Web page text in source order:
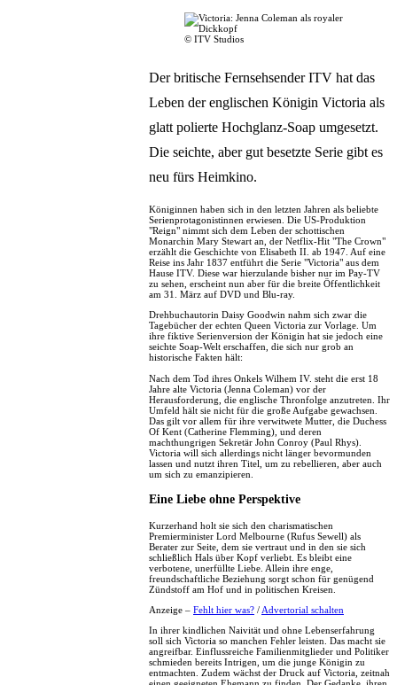
© ITV Studios
Der britische Fernsehsender ITV hat das
Leben der englischen Königin Victoria als
glatt polierte Hochglanz-Soap umgesetzt.
Die seichte, aber gut besetzte Serie gibt es
neu fürs Heimkino.
Königinnen haben sich in den letzten Jahren als beliebte
Serienprotagonistinnen erwiesen. Die US-Produktion
"Reign" nimmt sich dem Leben der schottischen
Monarchin Mary Stewart an, der Netflix-Hit "The Crown"
erzählt die Geschichte von Elisabeth II. ab 1947. Auf eine
Reise ins Jahr 1837 entführt die Serie "Victoria" aus dem
Hause ITV. Diese war hierzulande bisher nur im Pay-TV
zu sehen, erscheint nun aber für die breite Öffentlichkeit
am 31. März auf DVD und Blu-ray.
Drehbuchautorin Daisy Goodwin nahm sich zwar die
Tagebücher der echten Queen Victoria zur Vorlage. Um
ihre fiktive Serienversion der Königin hat sie jedoch eine
seichte Soap-Welt erschaffen, die sich nur grob an
historische Fakten hält:
Nach dem Tod ihres Onkels Wilhem IV. steht die erst 18
Jahre alte Victoria (Jenna Coleman) vor der
Herausforderung, die englische Thronfolge anzutreten. Ihr
Umfeld hält sie nicht für die große Aufgabe gewachsen.
Das gilt vor allem für ihre verwitwete Mutter, die Duchess
Of Kent (Catherine Flemming), und deren
machthungrigen Sekretär John Conroy (Paul Rhys).
Victoria will sich allerdings nicht länger bevormunden
lassen und nutzt ihren Titel, um zu rebellieren, aber auch
um sich zu emanzipieren.
Eine Liebe ohne Perspektive
Kurzerhand holt sie sich den charismatischen
Premierminister Lord Melbourne (Rufus Sewell) als
Berater zur Seite, dem sie vertraut und in den sie sich
schließlich Hals über Kopf verliebt. Es bleibt eine
verbotene, unerfüllte Liebe. Allein ihre enge,
freundschaftliche Beziehung sorgt schon für genügend
Zündstoff am Hof und in politischen Kreisen.
Anzeige – Fehlt hier was? / Advertorial schalten
In ihrer kindlichen Naivität und ohne Lebenserfahrung
soll sich Victoria so manchen Fehler leisten. Das macht sie
angreifbar. Einflussreiche Familienmitglieder und Politiker
schmieden bereits Intrigen, um die junge Königin zu
entmachten. Zudem wächst der Druck auf Victoria, zeitnah